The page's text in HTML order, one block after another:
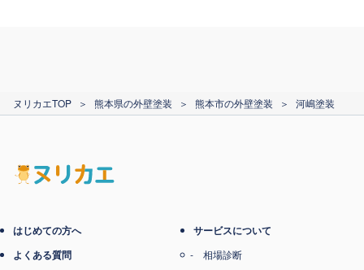
ヌリカエTOP ＞ 熊本県の外壁塗装 ＞ 熊本市の外壁塗装 ＞ 河嶋塗装
はじめての方へ
よくある質問
サービスについて
相場診断